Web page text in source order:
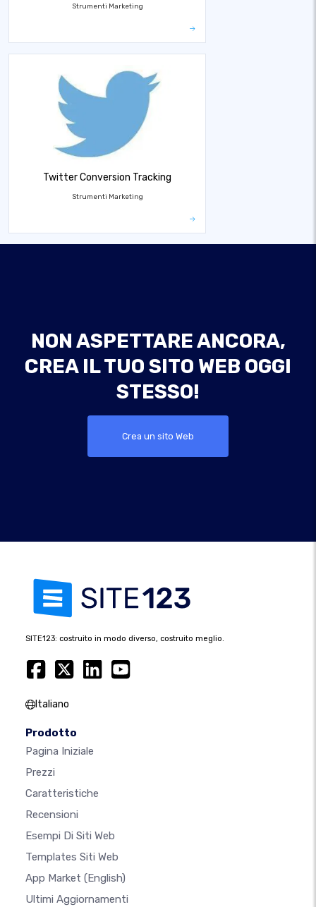
Strumenti Marketing
Twitter Conversion Tracking
Strumenti Marketing
NON ASPETTARE ANCORA,
CREA IL TUO SITO WEB OGGI
STESSO!
Crea un sito Web
SITE123: costruito in modo diverso, costruito meglio.
Italiano
Prodotto
Pagina Iniziale
Prezzi
Caratteristiche
Recensioni
Esempi Di Siti Web
Templates Siti Web
App Market (English)
Ultimi Aggiornamenti